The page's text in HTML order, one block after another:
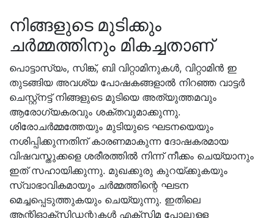
നിങ്ങളുടെ മുടിക്കും
ചർമ്മത്തിനും മികച്ചതാണ്
പൊട്ടാസ്യം, സിങ്ക്, ബി വിറ്റാമിനുകൾ, വിറ്റാമിൻ ഇ
തുടങ്ങിയ അവശ്യ പോഷകങ്ങളാൽ നിറഞ്ഞ വാട്ടർ
ചെസ്റ്റ്നട്ട് നിങ്ങളുടെ മുടിയെ അത്യുത്തമവും
ആരോഗ്യകരവും ശക്തവുമാക്കുന്നു.
ശിരോചർമ്മത്തേയും മുടിയുടെ ഘടനയെയും
നശിപ്പിക്കുന്നതിന് കാരണമാകുന്ന ദോഷകരമായ
വിഷവസ്തുക്കളെ ശരീരത്തിൽ നിന്ന് നീക്കം ചെയ്യാനും
ഇത് സഹായിക്കുന്നു. മുഖക്കുരു കുറയ്ക്കുകയും
സ്വാഭാവികമായും ചർമ്മത്തിന്റെ ഘടന
മെച്ചപ്പെടുത്തുകയും ചെയ്യുന്നു. ഇതിലെ
ആന്റിഓക്‌സിഡന്റുകൾ എക്‌സിമ പോലുള്ള